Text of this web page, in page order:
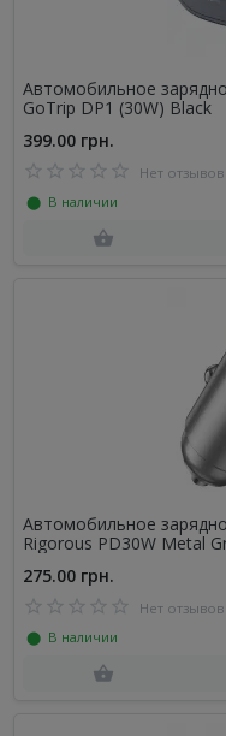
Автомобильное
GoTrip DP1 (30W) Black
399.00 грн.
Нет отзывов
⬤ В наличии
Автомобильное
Rigorous PD30W Metal
275.00 грн.
Нет отзывов
⬤ В наличии